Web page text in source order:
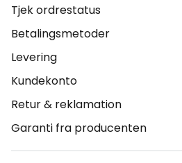
Tjek ordrestatus
Betalingsmetoder
Levering
Kundekonto
Retur & reklamation
Garanti fra producenten